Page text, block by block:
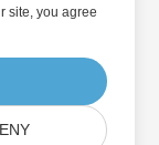
site, you agree